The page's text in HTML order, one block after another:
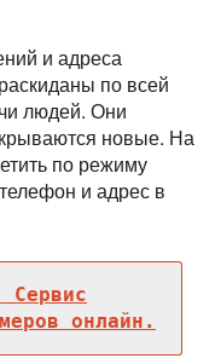
и адреса
по всей
людей. Они
новые. На
по режиму
и адрес в
Сервис
онлайн.